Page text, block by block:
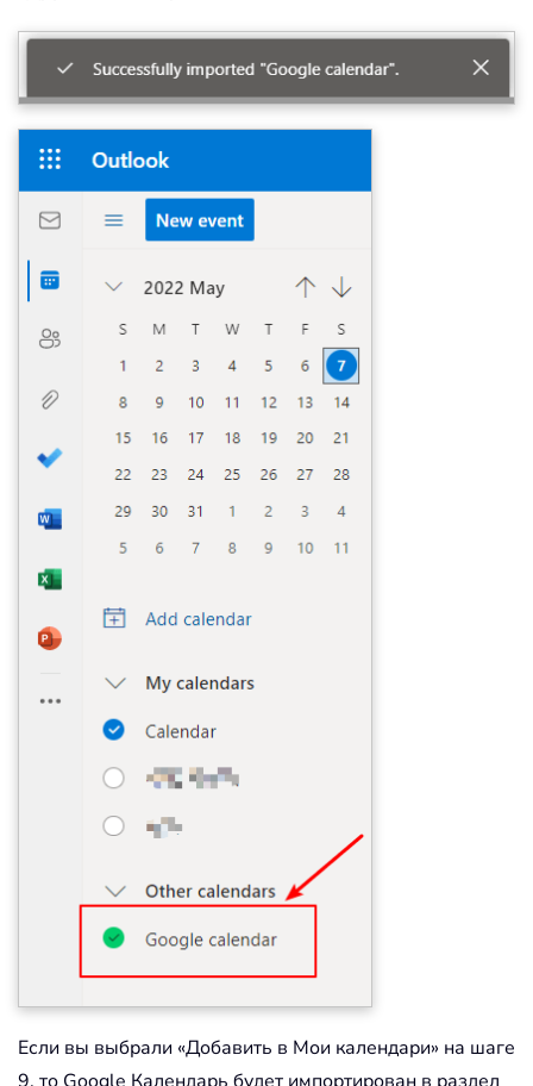
Если вы выбрали «Добавить в Мои календари» на шаге